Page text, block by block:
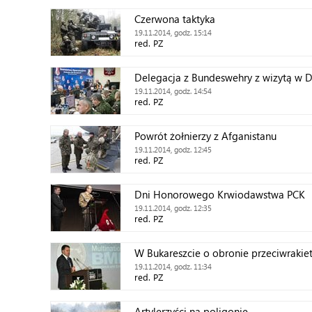
Czerwona taktyka
19.11.2014, godz. 15:14
red. PZ
Delegacja z Bundeswehry z wizytą w
19.11.2014, godz. 14:54
red. PZ
Powrót żołnierzy z Afganistanu
19.11.2014, godz. 12:45
red. PZ
Dni Honorowego Krwiodawstwa PCK
19.11.2014, godz. 12:35
red. PZ
W Bukareszcie o obronie
19.11.2014, godz. 11:34
red. PZ